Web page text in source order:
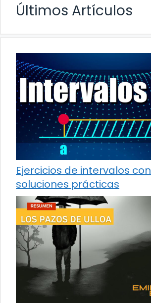
Últimos Artículos
Ejercicios de intervalos con
soluciones prácticas